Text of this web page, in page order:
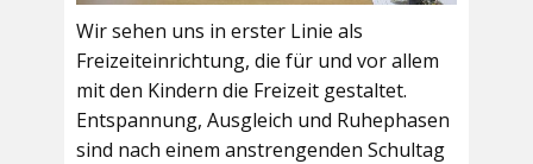
Wir sehen uns in erster Linie als
Freizeiteinrichtung, die für und vor allem
mit den Kindern die Freizeit gestaltet.
Entspannung, Ausgleich und Ruhephasen
sind nach einem anstrengenden Schultag